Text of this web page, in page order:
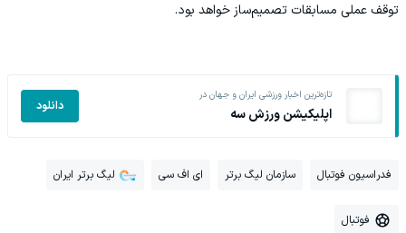
توقف عملی مسابقات تصمیم‌ساز خواهد بود.
تازه‌ترین اخبار ورزشی ایران و جهان در
اپلیکیشن ورزش سه دانلود
فدراسیون فوتبال سازمان لیگ برتر ای اف سی لیگ برتر ایران
فوتبال